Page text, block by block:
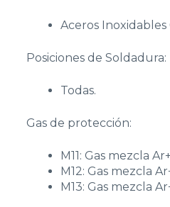
Aceros Inoxidables
Posiciones de Soldadura:
Todas.
Gas de protección:
M11: Gas mezcla
M12: Gas mezcla
M13: Gas mezcla